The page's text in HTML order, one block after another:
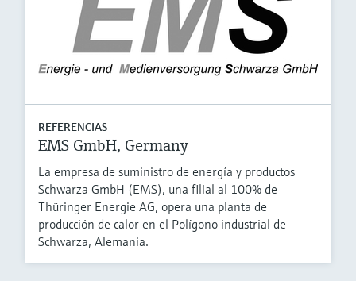
REFERENCIAS
EMS GmbH, Germany
La empresa de suministro de energía y productos
Schwarza GmbH (EMS), una filial al 100% de
Thüringer Energie AG, opera una planta de
producción de calor en el Polígono industrial de
Schwarza, Alemania.